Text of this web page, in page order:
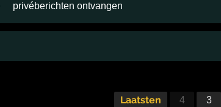
privéberichten ontvangen
Laatsten 4 3